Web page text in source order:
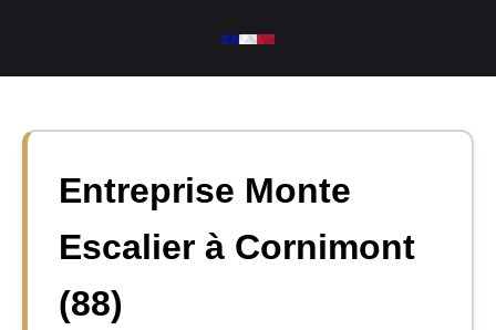
contenu
Entreprise Monte
Escalier à Cornimont
(88)